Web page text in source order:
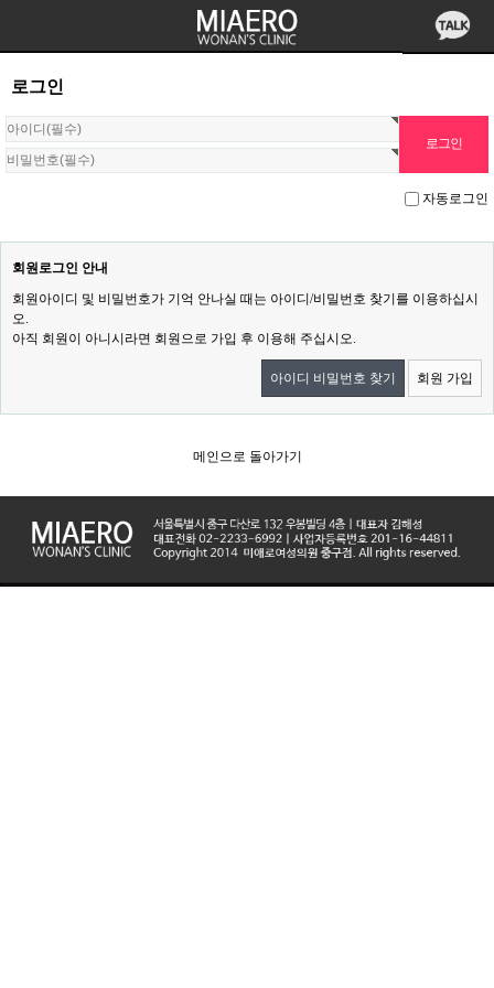
로그인
자동로그인
회원로그인 안내
회원아이디 및 비밀번호가 기억 안나실 때는 아이디/비밀번호 찾기를 이용하십시
오.
아직 회원이 아니시라면 회원으로 가입 후 이용해 주십시오.
아이디 비밀번호 찾기 회원 가입
메인으로 돌아가기